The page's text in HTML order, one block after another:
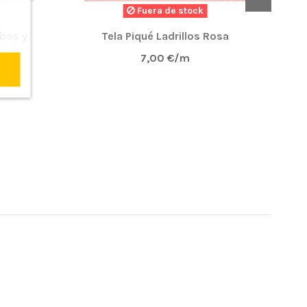
Fuera de stock
Tela Piqué Ladrillos Rosa
7,00 €/m